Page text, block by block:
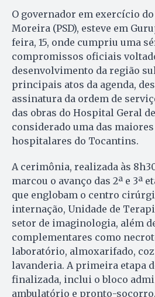
O governador em exercício
Moreira (PSD), esteve em
feira, 15, onde cumpriu uma
compromissos oficiais
desenvolvimento da região
principais atos da agenda,
assinatura da ordem de
das obras do Hospital Geral
considerado uma das
hospitalares do Tocantins.
A cerimônia, realizada às
marcou o avanço das 2ª e 3ª
que englobam o centro
internação, Unidade de
setor de imaginologia, além
complementares como
laboratório, almoxarifado,
lavanderia. A primeira etapa
finalizada, inclui o bloco
ambulatório e pronto-socorro.